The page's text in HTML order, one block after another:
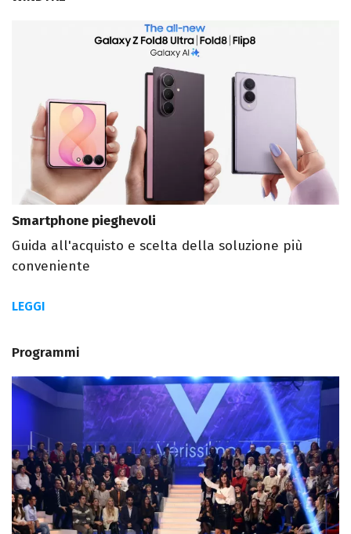
Smartphone pieghevoli
Guida all'acquisto e scelta della soluzione più
conveniente
LEGGI
Programmi